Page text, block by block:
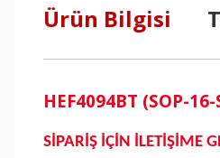
Ürün Bilgisi
HEF4094BT (SOP-
SİPARİŞ İÇİN İLETİŞİME